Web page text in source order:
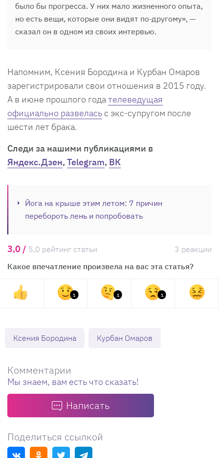
было бы прогресса. У них мало жизненного опыта,
но есть вещи, которые они видят по-другому», —
сказал он в одном из своих интервью.
Напомним, Ксения Бородина и Курбан Омаров
зарегистрировали свои отношения в 2015 году.
А в июне прошлого годателеведущая
официально развелась с экс-супругом после
шести лет брака.
Cледи за нашими публикациями в
Яндекс.Дзен, Telegram, ВК
Йога на крыше этим летом: 7 причин
перебороть лень и попробовать
3,0 / 5,0 рейтинг статьи
3 реакции
Какое впечатление произвела на вас эта статья?
1 1 1
Ксения Бородина Курбан Омаров
Комментарии
Мы знаем, вам есть что сказать!
Написать
Поделиться ссылкой